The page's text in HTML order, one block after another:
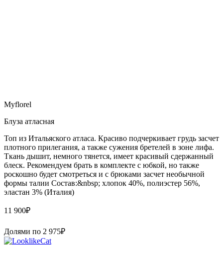
Myflorel
Блуза атласная
Топ из Итальяского атласа. Красиво подчеркивает грудь засчет
плотного прилегания, а также сужения бретелей в зоне лифа.
Ткань дышит, немного тянется, имеет красивый сдержанный
блеск. Рекомендуем брать в комплекте с юбкой, но также
роскошно будет смотреться и с брюками засчет необычной
формы талии Состав:&nbsp; хлопок 40%, полиэстер 56%,
эластан 3% (Италия)
11 900₽
Долями по 2 975₽